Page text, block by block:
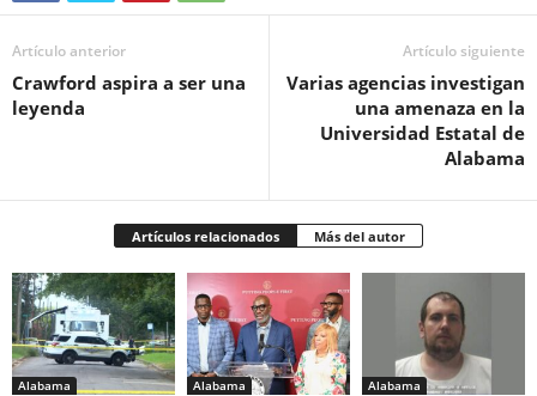
Artículo anterior
Crawford aspira a ser una
leyenda
Artículo siguiente
Varias agencias investigan
una amenaza en la
Universidad Estatal de
Alabama
Artículos relacionados Más del autor
Alabama Alabama Alabama